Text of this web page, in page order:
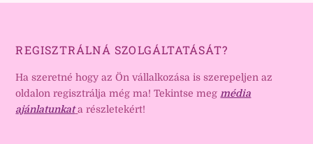
REGISZTRÁLNÁ SZOLGÁLTATÁSÁT?
Ha szeretné hogy az Ön vállalkozása is szerepeljen az
oldalon regisztrálja még ma! Tekintse meg média
ajánlatunkat a részletekért!